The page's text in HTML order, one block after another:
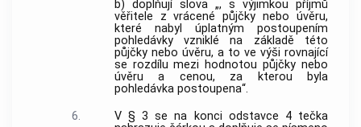
b) doplňují slova „, s výjimkou příjmů
věřitele z vrácené půjčky nebo úvěru,
které nabyl úplatným postoupením
pohledávky vzniklé na základě této
půjčky nebo úvěru, a to ve výši rovnající
se rozdílu mezi hodnotou půjčky nebo
úvěru a cenou, za kterou byla
pohledávka postoupena“.
6.
V § 3 se na konci odstavce 4 tečka